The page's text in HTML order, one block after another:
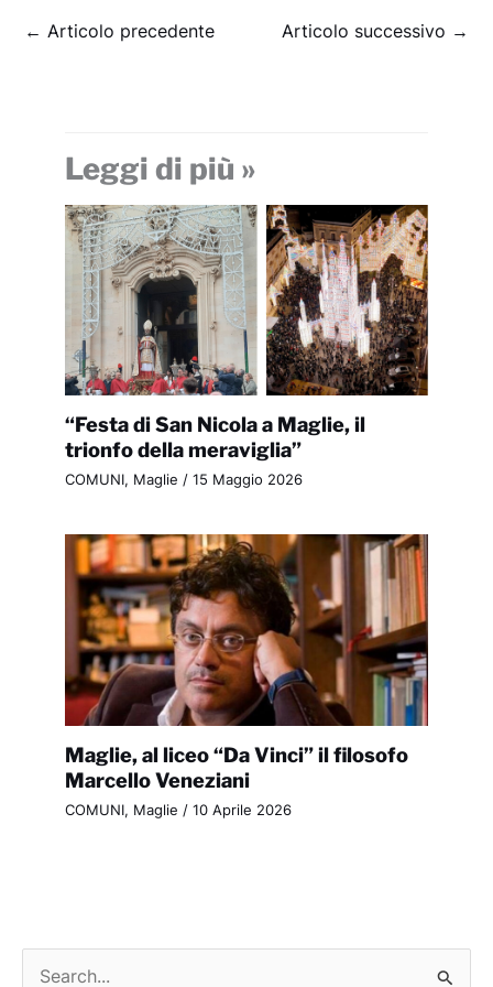
← Articolo precedente Articolo successivo →
Leggi di più »
“Festa di San Nicola a Maglie, il
trionfo della meraviglia”
COMUNI, Maglie / 15 Maggio 2026
Maglie, al liceo “Da Vinci” il filosofo
Marcello Veneziani
COMUNI, Maglie / 10 Aprile 2026